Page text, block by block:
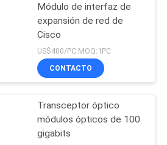
Módulo de interfaz de
expansión de red de
Cisco
US$400/PC MOQ:1PC
CONTACTO
Transceptor óptico
módulos ópticos de 100
gigabits